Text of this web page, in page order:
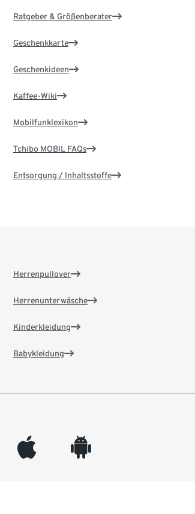
Ratgeber & Größenberater
Geschenkkarte
Geschenkideen
Kaffee-Wiki
Mobilfunklexikon
Tchibo MOBIL FAQs
Entsorgung / Inhaltsstoffe
Herrenpullover
Herrenunterwäsche
Kinderkleidung
Babykleidung
appleinc android